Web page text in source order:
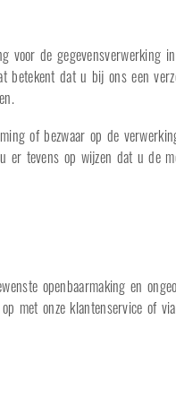
voor de gegevensverwerking
betekent dat u bij ons een
of bezwaar op de
er tevens op wijzen dat u de
openbaarmaking en
met onze klantenservice of via